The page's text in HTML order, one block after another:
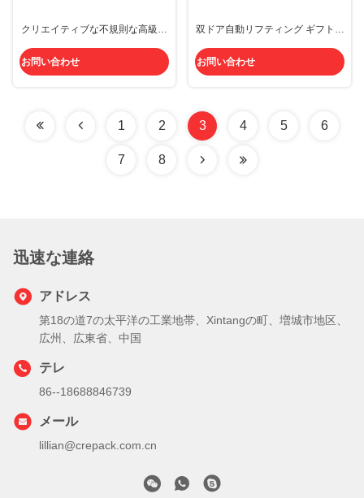
クリエイティブな不規則な高級段
ス、カスタムスポンジインサート
お問い合わせ
双ドア自動リフティング ギフトボ
高レベルの外観 プリント 硬紙ボ
お問い合わせ
1 2 3 4 5 6
7 8
迅速な連絡
アドレス
第18の道7の太平洋の工業地帯、Xintangの町、増城市地区、
広州、広東省、中国
テレ
86--18688846739
メール
lillian@crepack.com.cn